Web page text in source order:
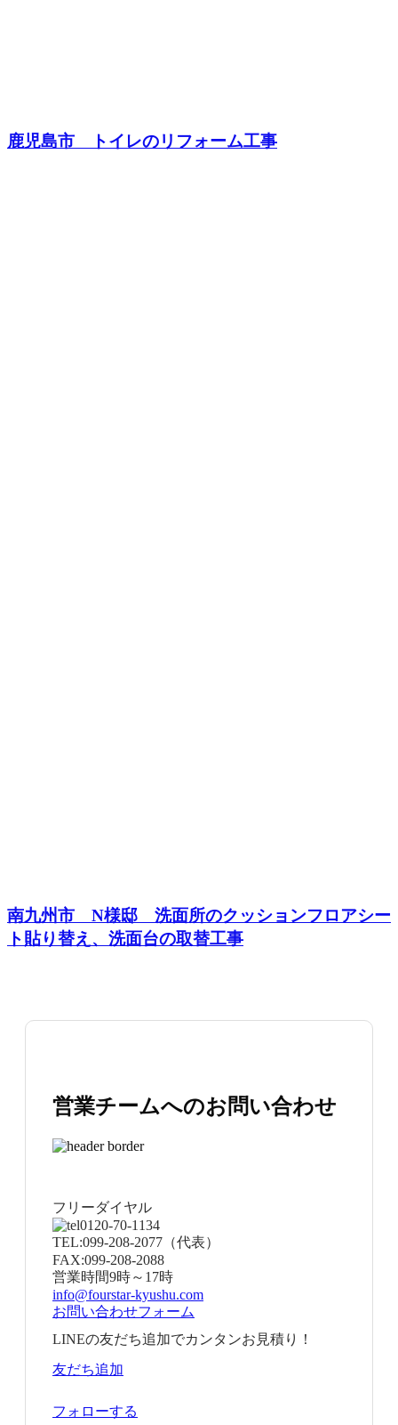
鹿児島市 トイレのリフォーム工事
南九州市 N様邸 洗面所のクッションフロアシー
ト貼り替え、洗面台の取替工事
営業チームへのお問い合わせ
フリーダイヤル
0120-70-1134
TEL:099-208-2077 （代表）
FAX:099-208-2088
営業時間9時～17時
info@fourstar-kyushu.com
お問い合わせフォーム
LINEの友だち追加でカンタンお見積り！
友だち追加
フォローする